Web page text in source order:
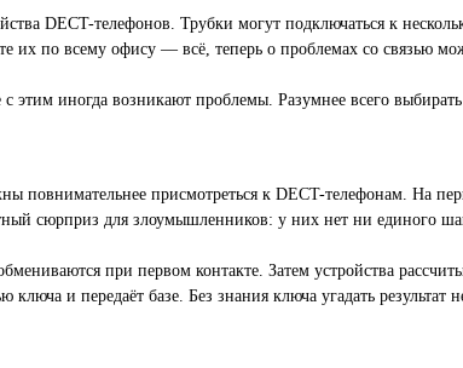
DECT-телефонов. Трубки могут подключаться к
их по всему офису — всё, теперь о проблемах со связью
этим иногда возникают проблемы. Разумнее всего
повнимательнее присмотреться к DECT-телефонам. На
сюрприз для злоумышленников: у них нет ни единого
при первом контакте. Затем устройства
ключа и передаёт базе. Без знания ключа угадать